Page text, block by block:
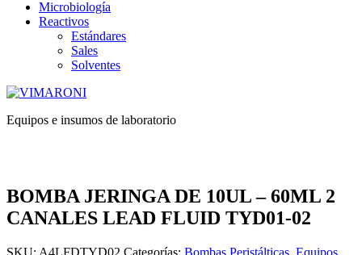
Microbiología
Reactivos
Estándares
Sales
Solventes
Equipos e insumos de laboratorio
BOMBA JERINGA DE 10UL – 60ML 2
CANALES LEAD FLUID TYD01-02
SKU: A4LFDTYD02 Categorías: Bombas Peristálticas, Equipos